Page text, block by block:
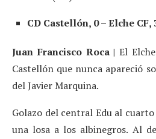
CD Castellón, 0 – Elche CF,
Juan Francisco Roca |El
Castellón que nunca apareció
del Javier Marquina.
Golazo del central Edu al
una losa a los albinegros. Al